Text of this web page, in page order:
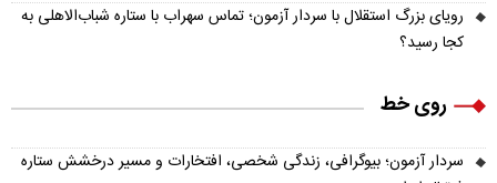
رویای بزرگ استقلال با سردار آزمون؛ تماس سهراب با ستاره شباب‌الاهلی به
کجا رسید؟
روی خط
سردار آزمون؛ بیوگرافی، زندگی شخصی، افتخارات و مسیر درخشش ستاره